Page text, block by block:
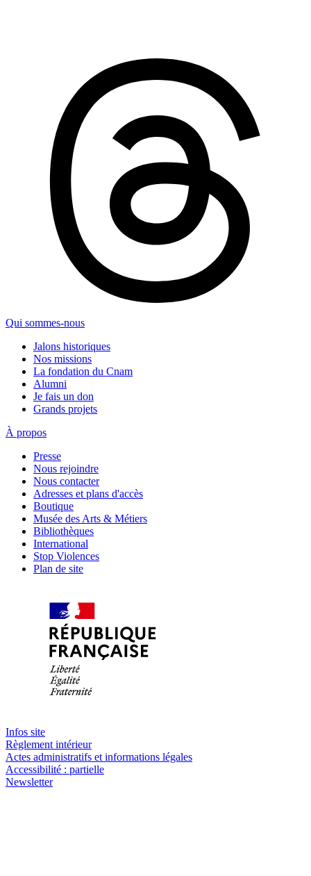
Qui sommes-nous
Jalons historiques
Nos missions
La fondation du Cnam
Alumni
Je fais un don
Grands projets
À propos
Presse
Nous rejoindre
Nous contacter
Adresses et plans d'accès
Boutique
Musée des Arts & Métiers
Bibliothèques
International
Stop Violences
Plan de site
Infos site
Règlement intérieur
Actes administratifs et informations légales
Accessibilité : partielle
Newsletter